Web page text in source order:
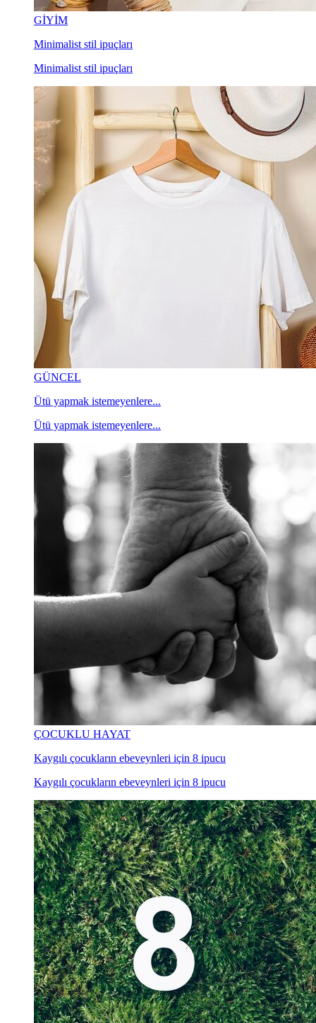
GİYİM
Minimalist stil ipuçları
Minimalist stil ipuçları
GÜNCEL
Ütü yapmak istemeyenlere...
Ütü yapmak istemeyenlere...
ÇOCUKLU HAYAT
Kaygılı çocukların ebeveynleri için 8 ipucu
Kaygılı çocukların ebeveynleri için 8 ipucu